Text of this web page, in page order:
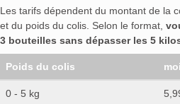
Les tarifs dépendent du montant de la
et du poids du colis. Selon le format,
3 bouteilles sans dépasser les 5
Poids du colis
0 - 5 kg